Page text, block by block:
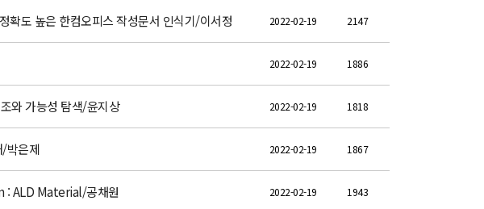
도 높은 한컴오피스 작성문서 인식기/이서정 2022-02-19 2147
2022-02-19 1886
와 가능성 탐색/윤지상 2022-02-19 1818
박은제 2022-02-19 1867
ALD Material/공채원 2022-02-19 1943